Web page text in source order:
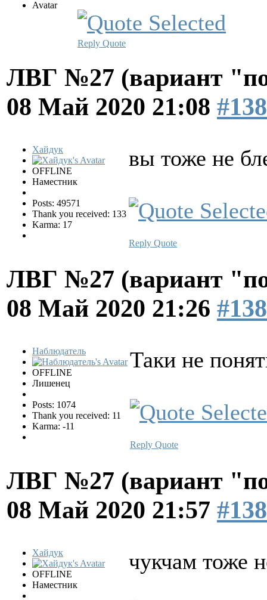
Reply Quote
ЛВГ №27 (вариант
08 Май 2020 21:08
Хайдук
OFFLINE
Наместник
Posts: 49571
Thank you received: 133
Karma: 17
вы тоже не
Reply Quote
ЛВГ №27 (вариант
08 Май 2020 21:26
Наблюдатель
OFFLINE
Лишенец
Posts: 1074
Thank you received: 11
Karma: -11
Таки не
Reply Quote
ЛВГ №27 (вариант
08 Май 2020 21:57
Хайдук
OFFLINE
Наместник
чукчам тоже